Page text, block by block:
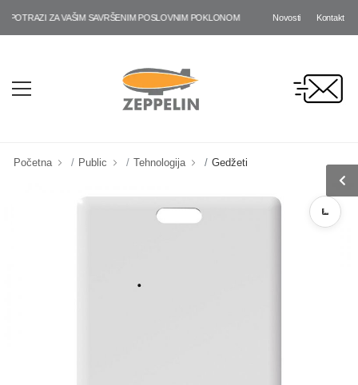
ZA VAŠIM SAVRŠENIM POSLOVNIM POKLONOM! Novosti Kontakt
Početna Public Tehnologija Gedžeti